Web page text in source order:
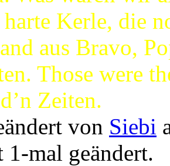
Kerle, die
aus Bravo,
Those were
Zeiten.
von Siebi
1-mal geändert.